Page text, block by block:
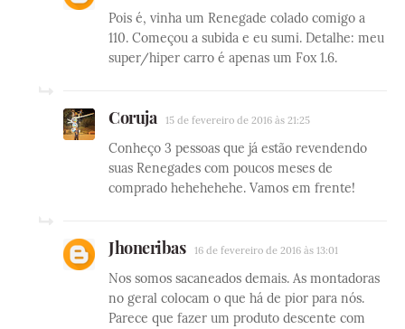
Pois é, vinha um Renegade colado comigo a
110. Começou a subida e eu sumi. Detalhe: meu
super/hiper carro é apenas um Fox 1.6.
Coruja 15 de fevereiro de 2016 às 21:25
Conheço 3 pessoas que já estão revendendo
suas Renegades com poucos meses de
comprado hehehehehe. Vamos em frente!
Jhoneribas 16 de fevereiro de 2016 às 13:01
Nos somos sacaneados demais. As montadoras
no geral colocam o que há de pior para nós.
Parece que fazer um produto descente com